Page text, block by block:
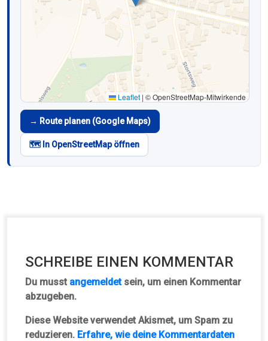
Leaflet | © OpenStreetMap-Mitwirkende
→ Route planen (Google Maps)
🗺️ In OpenStreetMap öffnen
SCHREIBE EINEN KOMMENTAR
Du musst angemeldetsein, um einen Kommentar
abzugeben.
Diese Website verwendet Akismet, um Spam zu
reduzieren. Erfahre, wie deine Kommentardaten